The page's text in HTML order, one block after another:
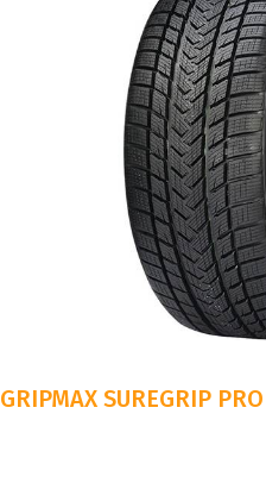
GRIPMAX SUREGRIP